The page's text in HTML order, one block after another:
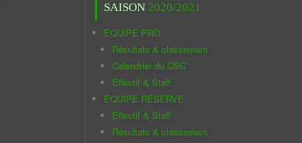
SAISON 2020/2021
ÉQUIPE PRO
Résultats & classement
Calendrier du CSC
Effectif & Staff
ÉQUIPE RÉSERVE
Effectif & Staff
Résultats & classement